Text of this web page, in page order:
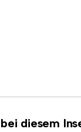
diesem